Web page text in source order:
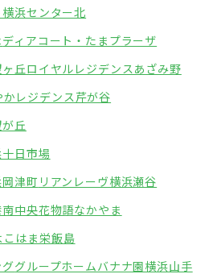
浜センター北
ディアコート・たまプラーザ
丘ロイヤルレジデンスあざみ野
かレジデンス芹が谷
丘
日市場
津町 リアンレーヴ横浜瀬谷
中央花物語なかやま
こはま栄飯島
グループホームバナナ園横浜山手